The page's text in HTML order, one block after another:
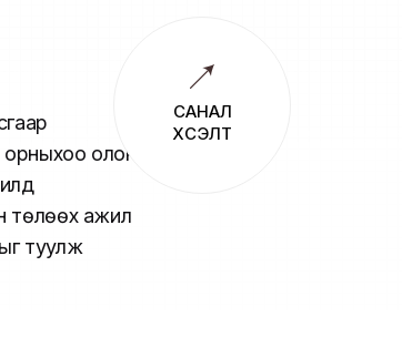
орныхоо олон
төлөөх ажил
туулж
САНАЛ
ХҮСЭЛТ